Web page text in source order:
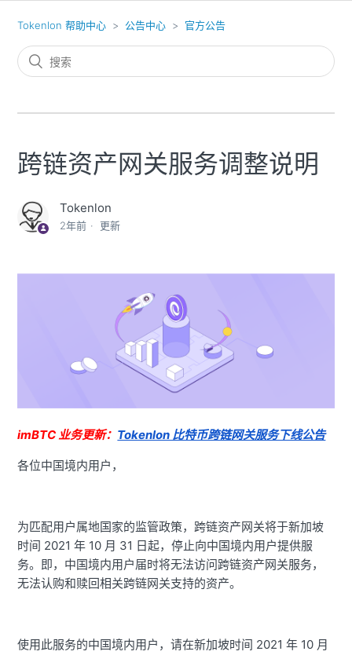
Tokenlon 帮助中心 公告中心 官方公告
跨链资产网关服务调整说明
Tokenlon
2年前 更新
imBTC 业务更新： Tokenlon 比特币跨链网关服务下线公告
各位中国境内用户，
为匹配用户属地国家的监管政策，跨链资产网关将于新加坡
时间 2021 年 10 月 31 日起，停止向中国境内用户提供服
务。即，中国境内用户届时将无法访问跨链资产网关服务，
无法认购和赎回相关跨链网关支持的资产。
使用此服务的中国境内用户，请在新加坡时间 2021 年 10 月